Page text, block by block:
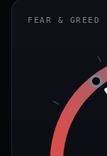
FEAR & GREED